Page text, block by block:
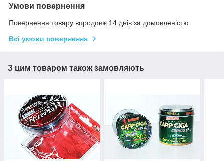
Умови повернення
Повернення товару впродовж 14 днів за домовленістю
Всі умови повернення
З цим товаром також замовляють